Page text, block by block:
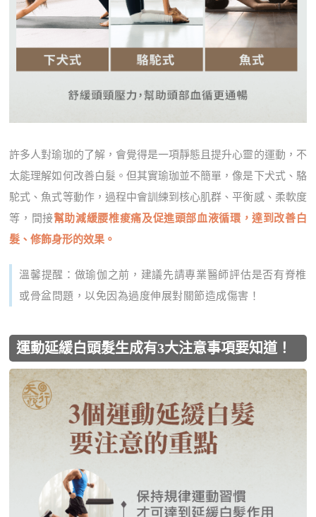
許多人對瑜珈的了解，會覺得是一項靜態且提升心靈的運動，不
太能理解如何改善白髮。但其實瑜珈並不簡單，像是下犬式、駱
駝式、魚式等動作，過程中會訓練到核心肌群、平衡感、柔軟度
等，間接幫助減緩腰椎痠痛及促進頭部血液循環，達到改善白
髮、修飾身形的效果。
溫馨提醒：做瑜伽之前，建議先請專業醫師評估是否有脊椎
或骨盆問題，以免因為過度伸展對關節造成傷害！
運動延緩白頭髮生成有3大注意事項要知道！